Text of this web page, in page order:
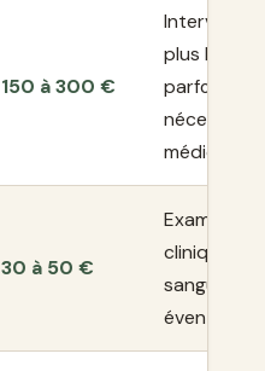
150 à 300 €
plus lourde,
parfois
nécessaire
30 à 50 €
Examen
clinique,
sanguin
éventuel